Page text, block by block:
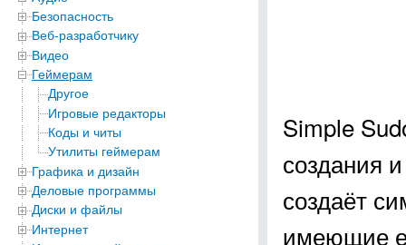
Безопасность
Веб-разработчику
Видео
Геймерам
Другое
Игровые редакторы
Коды и читы
Утилиты геймерам
Графика и дизайн
Деловые программы
Диски и файлы
Интернет
Simple
создания
создаёт
имеющие